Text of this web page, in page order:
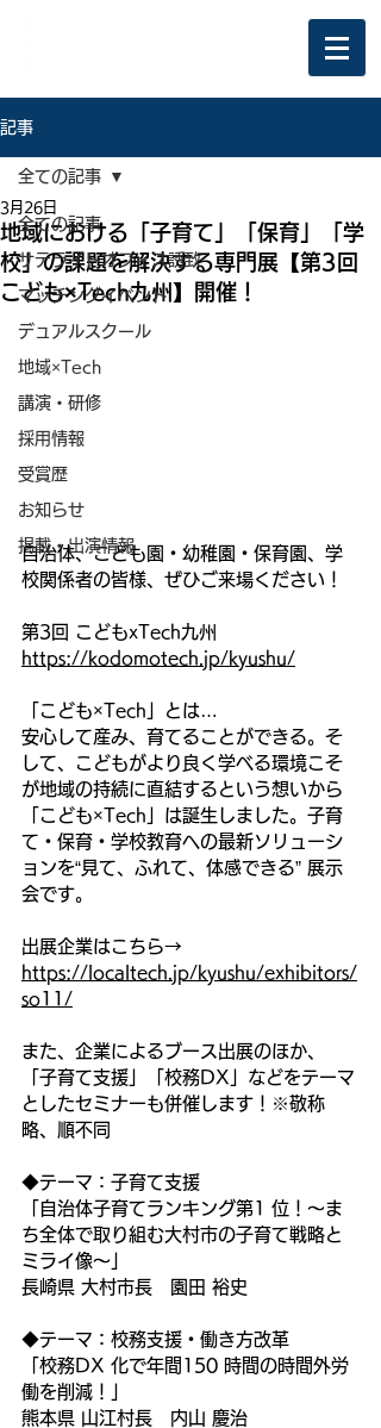
記事
全ての記事
サテライトオフィス誘致
マッチングイベント
デュアルスクール
地域×Tech
講演・研修
採用情報
受賞歴
お知らせ
掲載・出演情報
全ての記事
地域における「子育て」「保育」「学
校」の課題を解決する専門展【第3回
こども×Tech九州】開催！
3月26日
自治体、こども園・幼稚園・保育園、学
校関係者の皆様、ぜひご来場ください！
第3回 こどもxTech九州
https://kodomotech.jp/kyushu/
「こども×Tech」とは…
安心して産み、育てることができる。そ
して、こどもがより良く学べる環境こそ
が地域の持続に直結するという想いから
「こども×Tech」は誕生しました。子育
て・保育・学校教育への最新ソリューシ
ョンを“見て、ふれて、体感できる” 展示
会です。
出展企業はこちら→
https://localtech.jp/kyushu/exhibitors/
so11/
また、企業によるブース出展のほか、
「子育て支援」「校務DX」などをテーマ
としたセミナーも併催します！※敬称
略、順不同
◆テーマ：子育て支援
「自治体子育てランキング第1 位！～ま
ち全体で取り組む大村市の子育て戦略と
ミライ像～」
長崎県 大村市長　園田 裕史
◆テーマ：校務支援・働き方改革
「校務DX 化で年間150 時間の時間外労
働を削減！」
熊本県 山江村長　内山 慶治